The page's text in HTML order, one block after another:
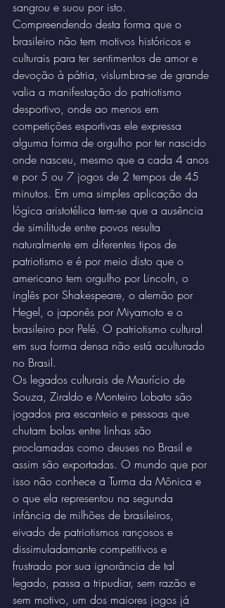
sangrou e suou por isto.
Compreendendo desta forma que o
brasileiro não tem motivos históricos e
culturais para ter sentimentos de amor e
devoção à pátria, vislumbra-se de grande
valia a manifestação do patriotismo
desportivo, onde ao menos em
competições esportivas ele expressa
alguma forma de orgulho por ter nascido
onde nasceu, mesmo que a cada 4 anos
e por 5 ou 7 jogos de 2 tempos de 45
minutos. Em uma simples aplicação da
lógica aristotélica tem-se que a ausência
de similitude entre povos resulta
naturalmente em diferentes tipos de
patriotismo e é por meio disto que o
americano tem orgulho por Lincoln, o
inglês por Shakespeare, o alemão por
Hegel, o japonês por Miyamoto e o
brasileiro por Pelé. O patriotismo cultural
em sua forma densa não está aculturado
no Brasil.
Os legados culturais de Maurício de
Souza, Ziraldo e Monteiro Lobato são
jogados pra escanteio e pessoas que
chutam bolas entre linhas são
proclamadas como deuses no Brasil e
assim são exportadas. O mundo que por
isso não conhece a Turma da Mônica e
o que ela representou na segunda
infância de milhões de brasileiros,
eivado de patriotismos rançosos e
dissimuladamante competitivos e
frustrado por sua ignorância de tal
legado, passa a tripudiar, sem razão e
sem motivo, um dos maiores jogos já